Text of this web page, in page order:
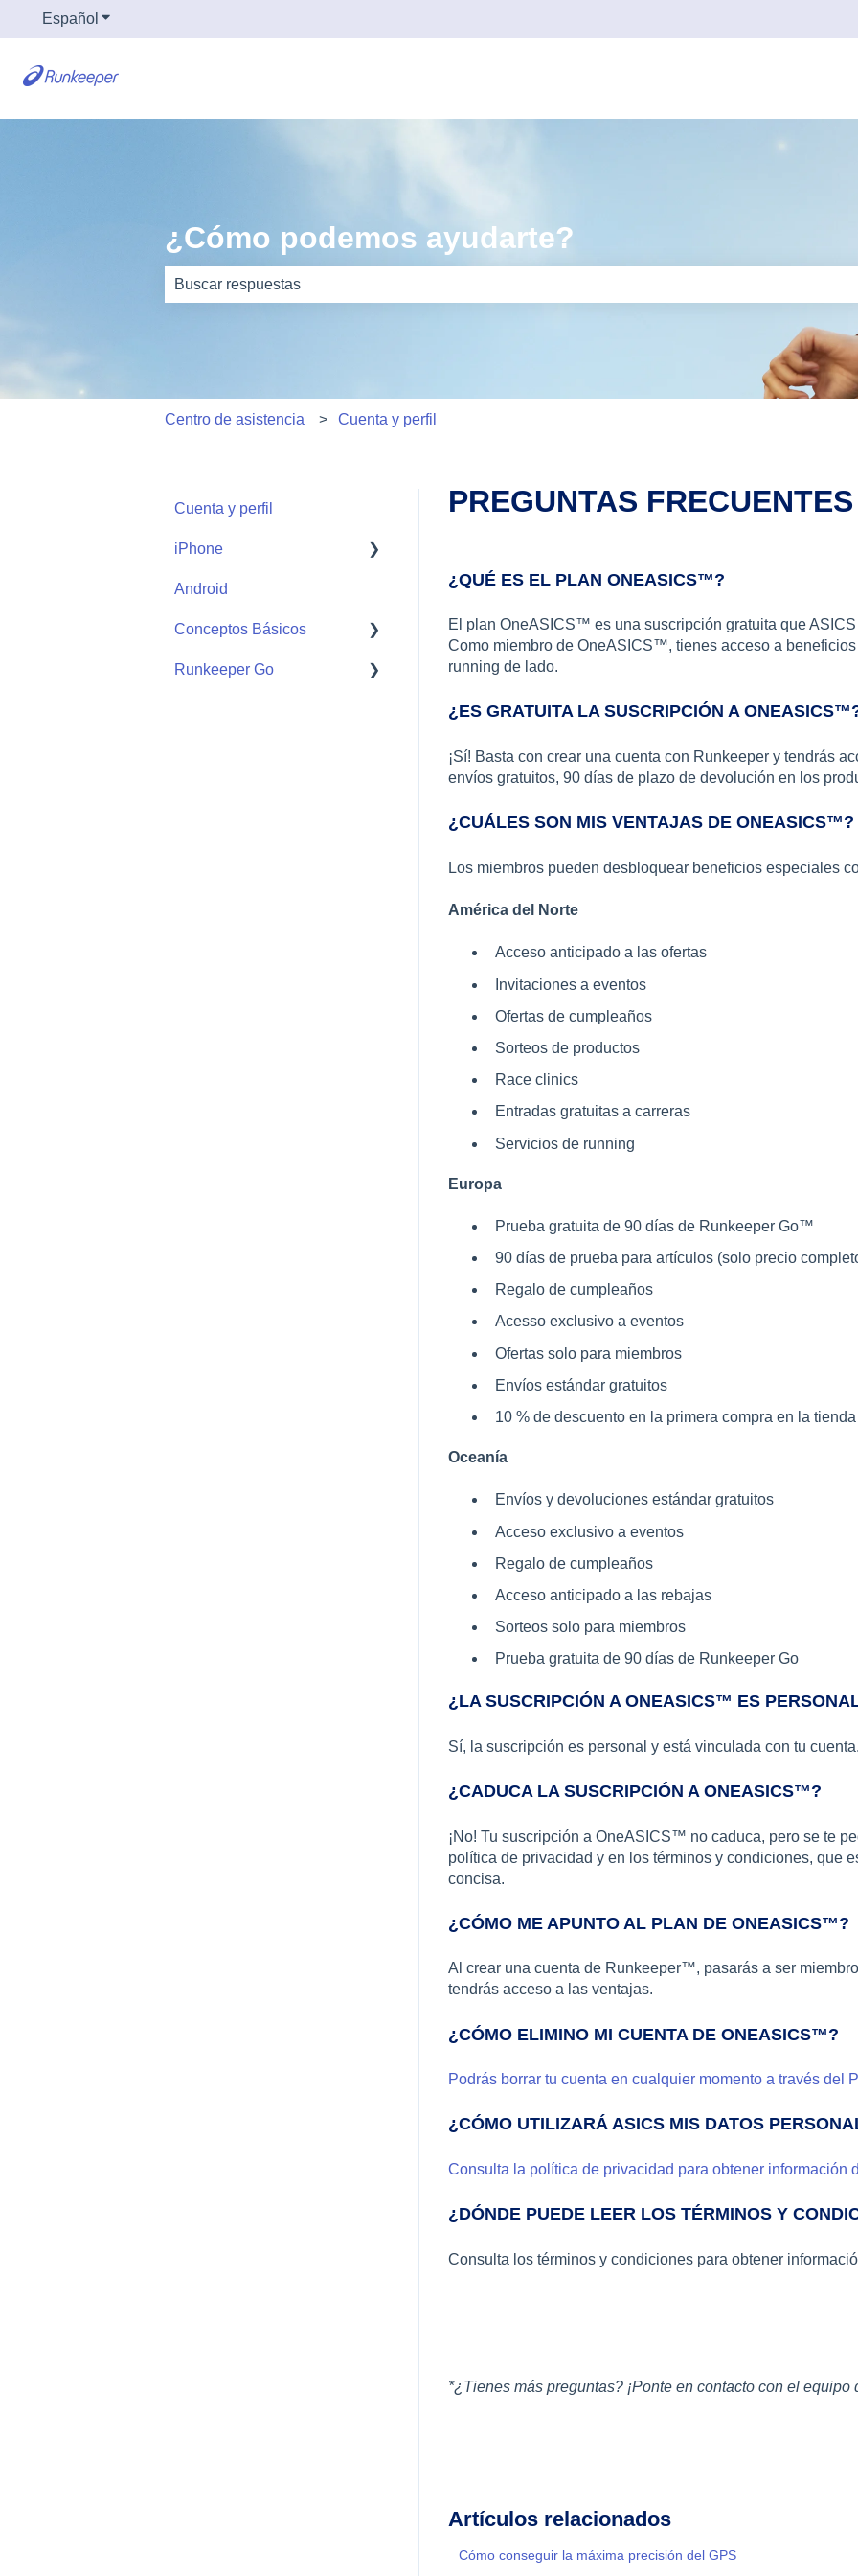
Español Traducciones de Mostrar submenú de
¿Cómo podemos ayudarte?
Centro de asistencia Cuenta y perfil
PREGUNTAS
¿QUÉ ES EL PLAN ONEASICS™?
El plan OneASICS™ es una suscripción gratuita que
Como miembro de OneASICS™, tienes acceso a
running de lado.
¿ES GRATUITA LA SUSCRIPCIÓN A
¡Sí! Basta con crear una cuenta con Runkeeper y tendrás
envíos gratuitos, 90 días de plazo de devolución en los
¿CUÁLES SON MIS VENTAJAS DE
Los miembros pueden desbloquear beneficios especiales
América del Norte
Acceso anticipado a las ofertas
Invitaciones a eventos
Ofertas de cumpleaños
Sorteos de productos
Race clinics
Entradas gratuitas a carreras
Servicios de running
Europa
Prueba gratuita de 90 días de Runkeeper Go™
90 días de prueba para artículos (solo precio
Regalo de cumpleaños
Acesso exclusivo a eventos
Ofertas solo para miembros
Envíos estándar gratuitos
10 % de descuento en la primera compra en la
Oceanía
Envíos y devoluciones estándar gratuitos
Acceso exclusivo a eventos
Regalo de cumpleaños
Acceso anticipado a las rebajas
Sorteos solo para miembros
Prueba gratuita de 90 días de Runkeeper Go
¿LA SUSCRIPCIÓN A ONEASICS™ ES
Sí, la suscripción es personal y está vinculada con tu cuenta.
¿CADUCA LA SUSCRIPCIÓN A ONEASICS™?
¡No! Tu suscripción a OneASICS™ no caduca, pero se te
política de privacidad y en los términos y condiciones, que
concisa.
¿CÓMO ME APUNTO AL PLAN DE ONEASICS™?
Al crear una cuenta de Runkeeper™, pasarás a ser
tendrás acceso a las ventajas.
¿CÓMO ELIMINO MI CUENTA DE ONEASICS™?
Podrás borrar tu cuenta en cualquier momento a través del
¿CÓMO UTILIZARÁ ASICS MIS DATOS
Consulta la política de privacidad para obtener información
¿DÓNDE PUEDE LEER LOS TÉRMINOS Y
Consulta los términos y condiciones para obtener
*¿Tienes más preguntas? ¡Ponte en contacto con el equipo
Artículos relacionados
Cómo conseguir la máxima precisión del GPS
Cuenta y perfil
iPhone
Start
Android
Conceptos Básicos
Getting Started
Runkeeper Go